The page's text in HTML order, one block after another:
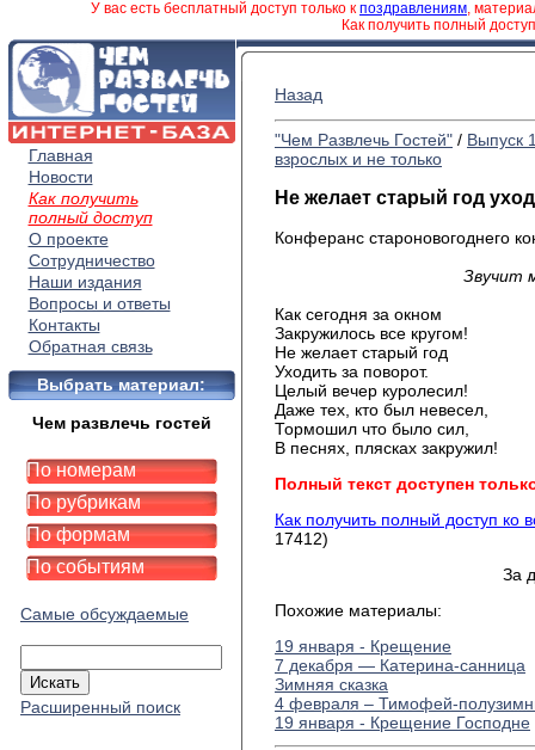
У вас есть бесплатный доступ только к поздравлениям,
Как получить полный
Главная
Новости
Как получить
полный доступ
О проекте
Сотрудничество
Наши издания
Вопросы и ответы
Контакты
Обратная связь
Выбрать материал:
Чем развлечь гостей
По номерам
По рубрикам
По формам
По событиям
Самые обсуждаемые
Расширенный поиск
Назад
"Чем Развлечь Гостей" / Выпуск
взрослых и не только
Не желает старый год
Конферанс староновогоднего
Звучит
Как сегодня за окном
Закружилось все кругом!
Не желает старый год
Уходить за поворот.
Целый вечер куролесил!
Даже тех, кто был невесел,
Тормошил что было сил,
В песнях, плясках закружил!
Полный текст доступен
Как получить полный доступ ко
17412)
За
Похожие материалы:
19 января - Крещение
7 декабря — Катерина-санница
Зимняя сказка
4 февраля – Тимофей-
19 января - Крещение Господне